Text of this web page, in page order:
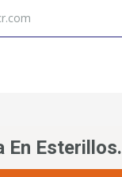
En Esterillos.